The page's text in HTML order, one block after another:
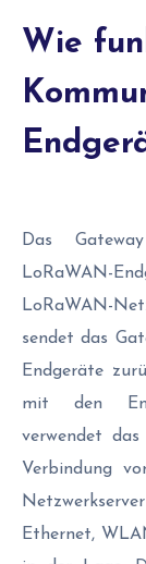
Wie
Das
LoRaWAN-
LoRaWAN-
sendet das
Endgeräte
mit den
verwendet
Verbindung
Ethernet,